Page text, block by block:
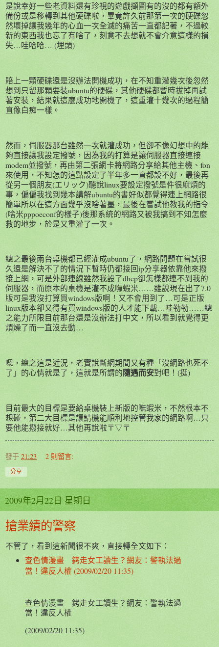
是說幸好一些老資料還有珍視的遊戲擷圖有的沒的都有額外
備份或是移轉到其他硬碟啦，畢竟許久前那第一次的硬碟忽
然壞掉讓我幾年的心血一次全滅的痛苦一直都記著，不過較
新的東西我也忘了有啥了，刻意不去想就不會介意這樣的損
失…哇哈哈… (埋頭)
賠上一顆硬碟還是沒辦法開機成功，在不知重灌幾次後忽然
想到只留那顆要裝ubuntu的硬碟，其他硬碟都暫時拔掉再試
著安裝，結果就這麼成功地開機了，這重灌十幾次的過程簡
直像白痴一樣。
然而，伺服器那台雖然一次就灌成功，但卻不像幻想中的能
夠直接讓我設定撥號，因為我的打算是讓伺服器直接連接
modem並撥號，再由第二張網卡將網路分享給其他主機、fon
來使用，不知怎的這點設定了半年多一直都設不好，最後再
從另一個朋友(エリック)聽說linux要設定撥號是件很麻煩的
事，偏偏我找到幾本講解ubuntu的書好似都覺得連上網路很
簡單所以在這方面幾乎沒啥著墨，最後在嘗試他教我的指令
(啥米pppoeconf的樣子)後那系統的網路又被我搞到不知怎麼
救的地步，於是又重灌了一次。
總之最後兩台桌機都已經灌成ubuntu了，網路問題在嘗試很
久還是解決不了的情況下暫時仍都接回ip分享器依靠他來撥
接上網，可是外部連線雖然我設了dhcp卻怎樣都連不到我的
伺服器，而原本的桌機是灌不成嘸蝦米……雖說現在出了7.0
版可是我沒打算買windows版啊！又不會用到了…可是正版
linux版本卻又得有買windows版的人才能下載…哇勒勒……總
之能力所限目前那台還是沒辦法打中文，所以看到就覺得更
煩燥了而一直沒去動…
嗯，總之這是近況，老實說斷網期間又有種「沒網路也死不
了」的心情就是了，這就是所謂的隨遇而安對吧！(挺)
目前最大的目標是要給桌機裝上新版的嘸蝦米，不然根本不
想碰，第二大目標是讓鯖機能順利地控管我家的網路啊…只
要他能撥接就好…其他再說啦〒▽〒
發于 21:23 2 則留言:
分享
2009年2月22日 星期日
搶業績的警察
不管了，看到這新聞很不爽，直接轉全文如下：
查色情漫畫 銬走女工讀生？網友：警執法過
當！違反人權 (2009/02/20 11:35)
查色情漫畫 銬走女工讀生？網友：警執法過
當！違反人權
(2009/02/20 11:35)